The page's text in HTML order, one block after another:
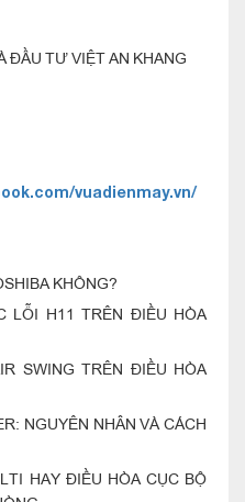
ĐẦU TƯ VIỆT AN KHANG
vuadienmay.vn/
KHÔNG?
LỖI H11 TRÊN ĐIỀU HÒA
SWING TRÊN ĐIỀU HÒA
NGUYÊN NHÂN VÀ CÁCH
HAY ĐIỀU HÒA CỤC BỘ